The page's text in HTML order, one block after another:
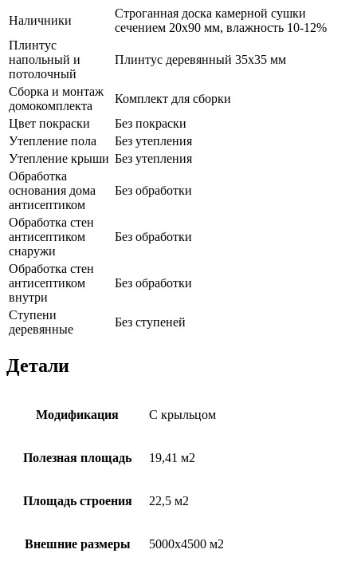
Наличники
Строганная доска камерной сушки
сечением 20х90 мм, влажность 10-12%
Плинтус
напольный и
потолочный
Плинтус деревянный 35х35 мм
Сборка и монтаж
домокомплекта
Комплект для сборки
Цвет покраски
Без покраски
Утепление пола
Без утепления
Утепление крыши Без утепления
Обработка
основания дома
антисептиком
Без обработки
Обработка стен
антисептиком
снаружи
Без обработки
Обработка стен
антисептиком
внутри
Без обработки
Ступени
деревянные
Без ступеней
Детали
Модификация С крыльцом
Полезная площадь 19,41 м2
Площадь строения 22,5 м2
Внешние размеры 5000х4500 м2